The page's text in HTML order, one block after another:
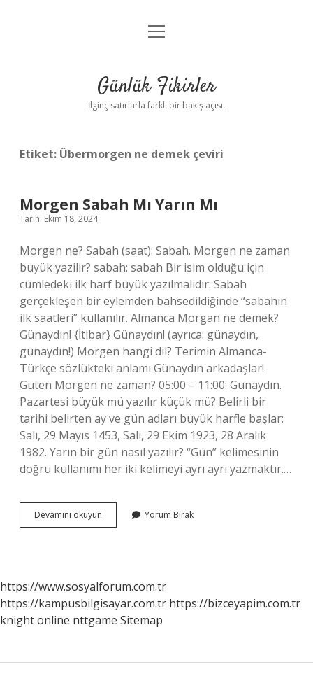
Anasayfa
Yasal Uyarı
menüyü
Günlük Fikirler
İlginç satırlarla farklı bir bakış açısı.
Etiket: Übermorgen ne demek çeviri
Morgen Sabah Mı Yarın Mı
Tarih: Ekim 18, 2024
Morgen ne? Sabah (saat): Sabah. Morgen ne zaman
büyük yazilir? sabah: sabah Bir isim olduğu için
cümledeki ilk harf büyük yazılmalıdır. Sabah
gerçekleşen bir eylemden bahsedildiğinde “sabahın
ilk saatleri” kullanılır. Almanca Morgan ne demek?
Günaydın! {İtibar} Günaydın! (ayrıca: günaydın,
günaydın!) Morgen hangi dil? Terimin Almanca-
Türkçe sözlükteki anlamı Günaydın arkadaşlar!
Guten Morgen ne zaman? 05:00 – 11:00: Günaydın.
Pazartesi büyük mü yazılır küçük mü? Belirli bir
tarihi belirten ay ve gün adları büyük harfle başlar:
Salı, 29 Mayıs 1453, Salı, 29 Ekim 1923, 28 Aralık
1982. Yarın bir gün nasıl yazılır? “Gün” kelimesinin
doğru kullanımı her iki kelimeyi ayrı ayrı yazmaktır.…
Devamını okuyun
Sabah
Yorum Bırak
https://www.sosyalforum.com.tr
https://kampusbilgisayar.com.tr https://bizceyapim.com.tr
knight online nttgame Sitemap